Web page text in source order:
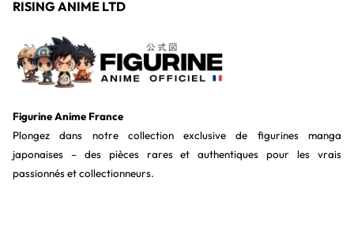
RISING ANIME LTD
Figurine Anime France
Plongez dans notre collection exclusive de figurines manga
japonaises – des pièces rares et authentiques pour les vrais
passionnés et collectionneurs.